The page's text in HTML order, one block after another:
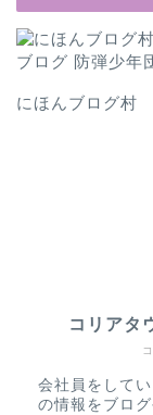
にほんブログ村
コリアタ
会社員をして
の情報をブロ